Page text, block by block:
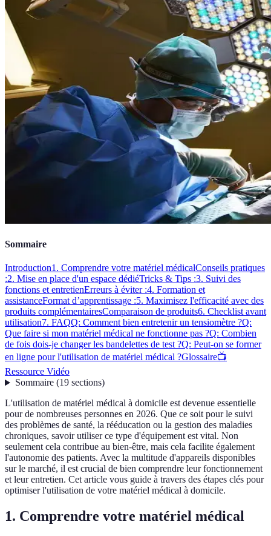
Sommaire
Introduction1. Comprendre votre matériel médicalConseils pratiques
:2. Mise en place d'un espace dédiéTricks & Tips :3. Suivi des
fonctions et entretienErreurs à éviter :4. Formation et
assistanceFormat d’apprentissage :5. Maximisez l'efficacité avec des
produits complémentairesComparaison de produits6. Checklist avant
utilisation7. FAQQ: Comment bien entretenir un tensiomètre ?Q:
Que faire si mon matériel médical ne fonctionne pas ?Q: Combien
de fois dois-je changer les bandelettes de test ?Q: Peut-on se former
en ligne pour l'utilisation de matériel médical ?Glossaire📺
Ressource Vidéo
Sommaire(19 sections)
L'utilisation de matériel médical à domicile est devenue essentielle
pour de nombreuses personnes en 2026. Que ce soit pour le suivi
des problèmes de santé, la rééducation ou la gestion des maladies
chroniques, savoir utiliser ce type d'équipement est vital. Non
seulement cela contribue au bien-être, mais cela facilite également
l'autonomie des patients. Avec la multitude d'appareils disponibles
sur le marché, il est crucial de bien comprendre leur fonctionnement
et leur entretien. Cet article vous guide à travers des étapes clés pour
optimiser l'utilisation de votre matériel médical à domicile.
1. Comprendre votre matériel médical